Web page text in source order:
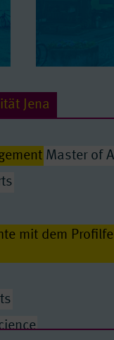
Jena
Master of
mit dem